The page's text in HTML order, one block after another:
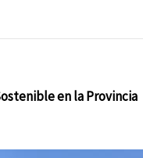
en la Provincia